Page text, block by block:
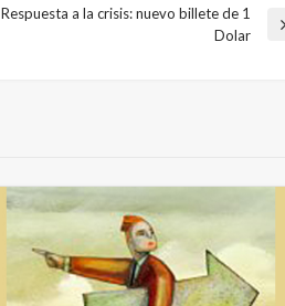
Respuesta a la crisis: nuevo billete de 1
Dolar